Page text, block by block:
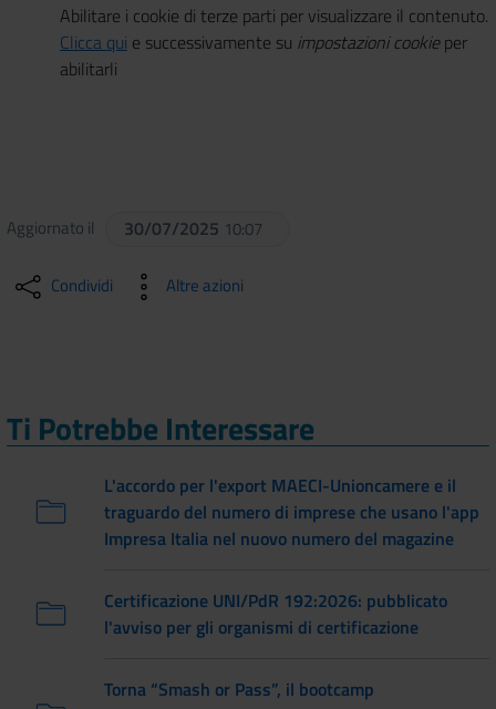
Abilitare i cookie di terze parti per visualizzare il contenuto.
Clicca qui e successivamente su impostazioni cookieper
abilitarli
Aggiornato il 30/07/2025 10:07
Condividi Altre azioni
Ti Potrebbe Interessare
L'accordo per l'export MAECI-Unioncamere e il
traguardo del numero di imprese che usano l'app
Impresa Italia nel nuovo numero del magazine
Certificazione UNI/PdR 192:2026: pubblicato
l'avviso per gli organismi di certificazione
Torna “Smash or Pass”, il bootcamp